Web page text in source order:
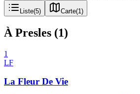
Liste(5) Carte(1 )
À Presles (1)
1
LF
La Fleur De Vie